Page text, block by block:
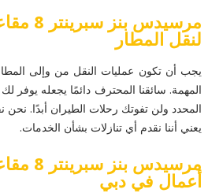
لنقل المطار
يجب أن تكون عمليات النقل من وإلى
المهمة. سائقنا المحترف دائمًا يجعله يوفر
المحدد ولن تفوتك رحلات الطيران أبدًا. نحن
يعني أننا نقدم أي تنازلات بشأن الخدمات.
أعمال في دبي